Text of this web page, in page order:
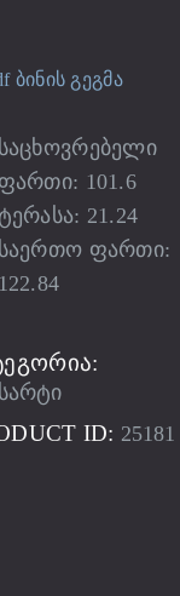
ბინის გეგმა
საცხოვრებელი
ფართი: 101.6
ტერასა: 21.24
საერთო ფართი:
122.84
ID: 25181